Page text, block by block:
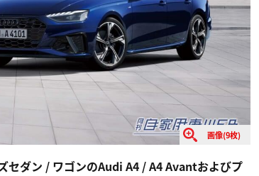
画像(9枚)
セダン / ワゴンのAudi A4 / A4 Avantおよびプ